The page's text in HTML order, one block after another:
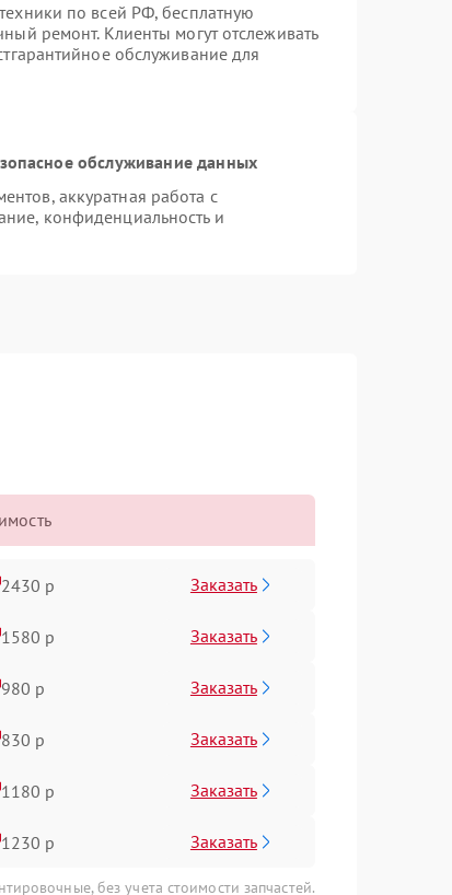
по всей РФ, бесплатную
ремонт. Клиенты могут отслеживать
обслуживание для
обслуживание данных
аккуратная работа с
конфиденциальность и
2430 р Заказать
1580 р Заказать
980 р Заказать
830 р Заказать
1180 р Заказать
1230 р Заказать
без учета стоимости запчастей.